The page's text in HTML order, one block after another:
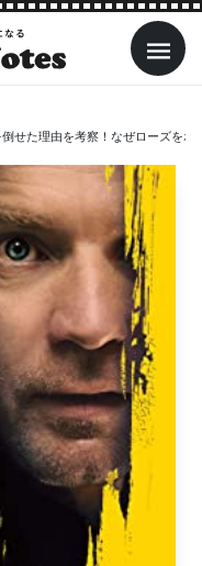
せた理由を考察！なぜローズを